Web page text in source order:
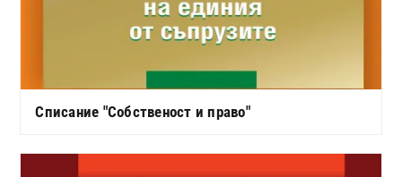
Списание "Собственост и право"